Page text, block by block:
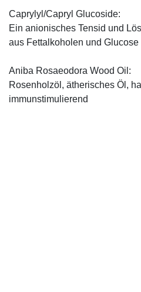
Caprylyl/Capryl Glucoside:
Ein anionisches Tensid und
aus Fettalkoholen und
Aniba Rosaeodora Wood Oil:
Rosenholzöl, ätherisches Öl,
immunstimulierend